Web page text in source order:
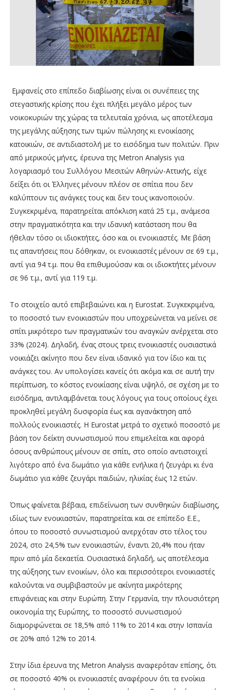
Εμφανείς στο επίπεδο διαβίωσης είναι οι συνέπειες της
στεγαστικής κρίσης που έχει πλήξει μεγάλο μέρος των
νοικοκυριών της χώρας τα τελευταία χρόνια, ως αποτέλεσμα
της μεγάλης αύξησης των τιμών πώλησης κι ενοικίασης
κατοικιών, σε αντιδιαστολή με το εισόδημα των πολιτών. Πριν
από μερικούς μήνες, έρευνα της Metron Analysis για
λογαριασμό του Συλλόγου Μεσιτών Αθηνών-Αττικής, είχε
δείξει ότι οι Έλληνες μένουν πλέον σε σπίτια που δεν
καλύπτουν τις ανάγκες τους και δεν τους ικανοποιούν.
Συγκεκριμένα, παρατηρείται απόκλιση κατά 25 τ.μ., ανάμεσα
στην πραγματικότητα και την ιδανική κατάσταση που θα
ήθελαν τόσο οι ιδιοκτήτες, όσο και οι ενοικιαστές. Με βάση
τις απαντήσεις που δόθηκαν, οι ενοικιαστές μένουν σε 69 τ.μ.,
αντί για 94 τ.μ. που θα επιθυμούσαν και οι ιδιοκτήτες μένουν
σε 96 τ.μ., αντί για 119 τ.μ.
Το στοιχείο αυτό επιβεβαιώνει και η Eurostat. Συγκεκριμένα,
το ποσοστό των ενοικιαστών που υποχρεώνεται να μείνει σε
σπίτι μικρότερο των πραγματικών του αναγκών ανέρχεται στο
33% (2024). Δηλαδή, ένας στους τρεις ενοικιαστές ουσιαστικά
νοικιάζει ακίνητο που δεν είναι ιδανικό για τον ίδιο και τις
ανάγκες του. Αν υπολογίσει κανείς ότι ακόμα και σε αυτή την
περίπτωση, το κόστος ενοικίασης είναι υψηλό, σε σχέση με το
εισόδημα, αντιλαμβάνεται τους λόγους για τους οποίους έχει
προκληθεί μεγάλη δυσφορία έως και αγανάκτηση από
πολλούς ενοικιαστές. Η Eurostat μετρά το σχετικό ποσοστό με
βάση τον δείκτη συνωστισμού που επιμελείται και αφορά
όσους ανθρώπους μένουν σε σπίτι, στο οποίο αντιστοιχεί
λιγότερο από ένα δωμάτιο για κάθε ενήλικα ή ζευγάρι κι ένα
δωμάτιο για κάθε ζευγάρι παιδιών, ηλικίας έως 12 ετών.
Όπως φαίνεται βέβαια, επιδείνωση των συνθηκών διαβίωσης,
ιδίως των ενοικιαστών, παρατηρείται και σε επίπεδο Ε.Ε.,
όπου το ποσοστό συνωστισμού ανερχόταν στο τέλος του
2024, στο 24,5% των ενοικιαστών, έναντι 20,4% που ήταν
πριν από μία δεκαετία. Ουσιαστικά δηλαδή, ως αποτέλεσμα
της αύξησης των ενοικίων, όλο και περισσότεροι ενοικιαστές
καλούνται να συμβιβαστούν με ακίνητα μικρότερης
επιφάνειας και στην Ευρώπη. Στην Γερμανία, την πλουσιότερη
οικονομία της Ευρώπης, το ποσοστό συνωστισμού
διαμορφώνεται σε 18,5% από 11% το 2014 και στην Ισπανία
σε 20% από 12% το 2014.
Στην ίδια έρευνα της Metron Analysis αναφερόταν επίσης, ότι
σε ποσοστό 40% οι ενοικιαστές αναφέρουν ότι τα ενοίκια